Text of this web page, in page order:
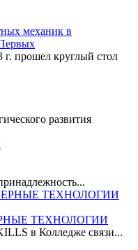
механик в
г. прошел круглый стол
развития
ТЕХНОЛОГИИ
в Колледже связи...